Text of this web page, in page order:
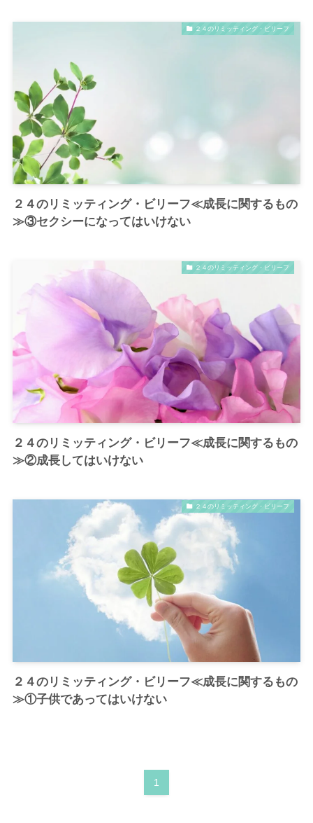
２４のリミッティング・ビリーフ
２４のリミッティング・ビリーフ≪成長に関するもの
≫③セクシーになってはいけない
２４のリミッティング・ビリーフ
２４のリミッティング・ビリーフ≪成長に関するもの
≫②成長してはいけない
２４のリミッティング・ビリーフ
２４のリミッティング・ビリーフ≪成長に関するもの
≫①子供であってはいけない
1